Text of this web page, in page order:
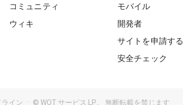
コミュニティ
ウィキ
モバイル
開発者
サイトを申請する
安全チェック
ライン © WOT サービス LP。 無断転載を禁じます